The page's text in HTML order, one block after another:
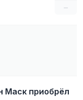
–
Маск приобрёл